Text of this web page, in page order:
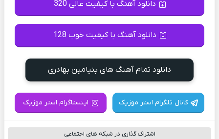
دانلود آهنگ با کیفیت عالی 320
دانلود آهنگ با کیفیت خوب 128
دانلود تمام آهنگ های بنیامین بهادری
کانال تلگرام استر موزیک اینستاگرام استر موزیک
اشتراک گذاری در شبکه های اجتماعی